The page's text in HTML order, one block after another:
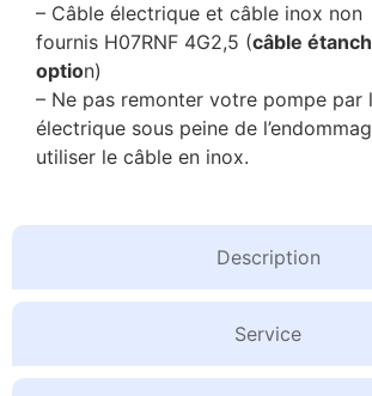
Description
Service
– Câble électrique et câble inox non
fournis H07RNF 4G2,5 (câble
option)
– Ne pas remonter votre pompe par
électrique sous peine de
utiliser le câble en inox.